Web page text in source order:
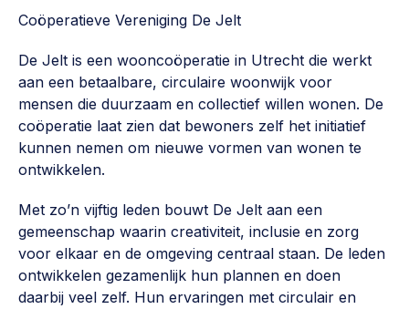
Meebeslissen
Samenwerken en lokale politiek
Lobbyen, invloed uitoefenen, maatschappelijke impact >
Omgevingswet en gebiedsontwikkeling
invoering omgevingswet, participatie,
Coöperatieve Vereniging De Jelt
De Jelt is een wooncoöperatie in Utrecht die werkt
aan een betaalbare, circulaire woonwijk voor
mensen die duurzaam en collectief willen wonen. De
coöperatie laat zien dat bewoners zelf het initiatief
kunnen nemen om nieuwe vormen van wonen te
ontwikkelen.
Met zo’n vijftig leden bouwt De Jelt aan een
gemeenschap waarin creativiteit, inclusie en zorg
voor elkaar en de omgeving centraal staan. De leden
ontwikkelen gezamenlijk hun plannen en doen
daarbij veel zelf. Hun ervaringen met circulair en